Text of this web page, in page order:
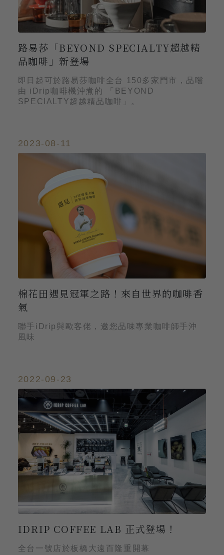
路易莎「BEYOND SPECIALTY超越精
品咖啡」新登場
即日起可於路易莎咖啡全台 150多家門市，品嚐
由 iDrip咖啡機沖煮的 「BEYOND
SPECIALTY超越精品咖啡」。
2023-08-11
棉花田遇見冠軍之路！來自世界的咖啡香
氣
聯手iDrip與歐客佬，邀您品味專業咖啡師手沖
風味
2022-09-23
IDRIP COFFEE LAB 正式登場！
全台一號店於板橋大遠百隆重開幕